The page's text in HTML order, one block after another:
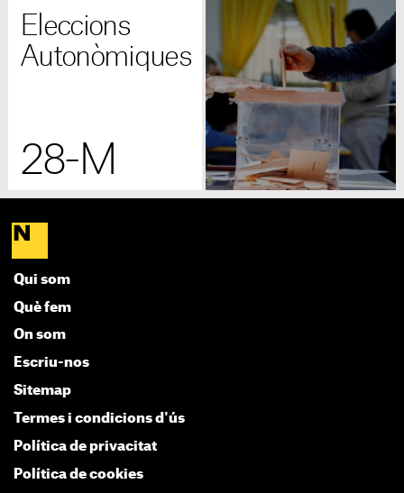
Eleccions
Autonòmiques
28-M
Qui som
Què fem
On som
Escriu-nos
Sitemap
Termes i condicions d'ús
Política de privacitat
Política de cookies